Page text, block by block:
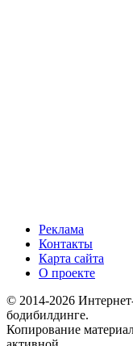
Реклама
Контакты
Карта сайта
О проекте
© 2014-2026
бодибилдинге.
Копирование